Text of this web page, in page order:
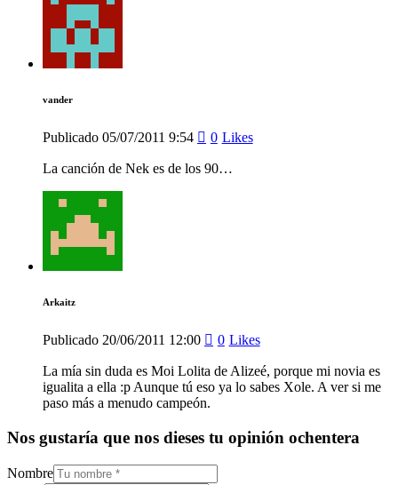
vander
Publicado 05/07/2011 9:54 0 Likes
La canción de Nek es de los 90…
Arkaitz
Publicado 20/06/2011 12:00 0 Likes
La mía sin duda es Moi Lolita de Alizeé, porque mi novia es
igualita a ella :p Aunque tú eso ya lo sabes Xole. A ver si me
paso más a menudo campeón.
Nos gustaría que nos dieses tu opinión ochentera
Nombre